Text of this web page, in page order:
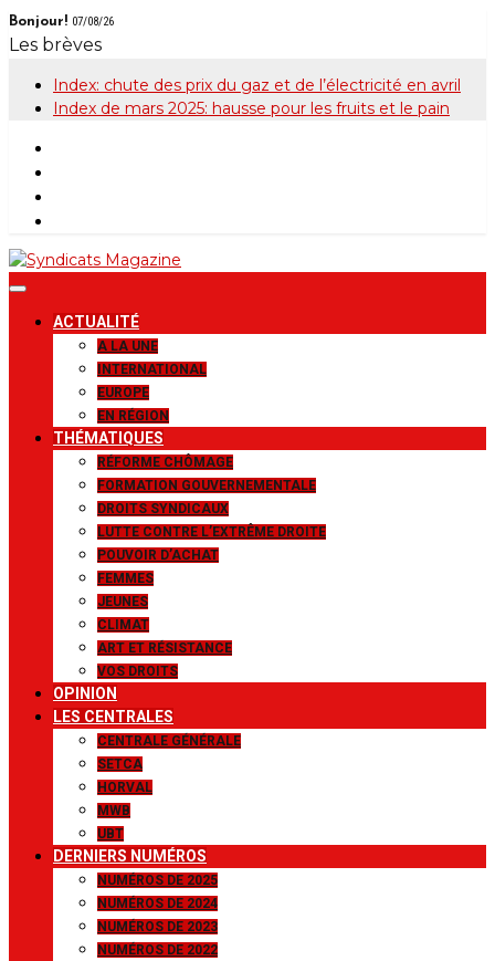
Skip
to
Bonjour! 07/08/26
Les brèves
Index: chute des prix du gaz et de l’électricité en avril
Index de mars 2025: hausse pour les fruits et le pain
Syndicats
Magazine
Le magazine de la FGTB
ACTUALITÉ
A LA UNE
INTERNATIONAL
EUROPE
EN RÉGION
THÉMATIQUES
RÉFORME CHÔMAGE
FORMATION GOUVERNEMENTALE
DROITS SYNDICAUX
LUTTE CONTRE L’EXTRÊME DROITE
POUVOIR D’ACHAT
FEMMES
JEUNES
CLIMAT
ART ET RÉSISTANCE
VOS DROITS
OPINION
LES CENTRALES
CENTRALE GÉNÉRALE
SETCA
HORVAL
MWB
UBT
DERNIERS NUMÉROS
NUMÉROS DE 2025
NUMÉROS DE 2024
NUMÉROS DE 2023
NUMÉROS DE 2022